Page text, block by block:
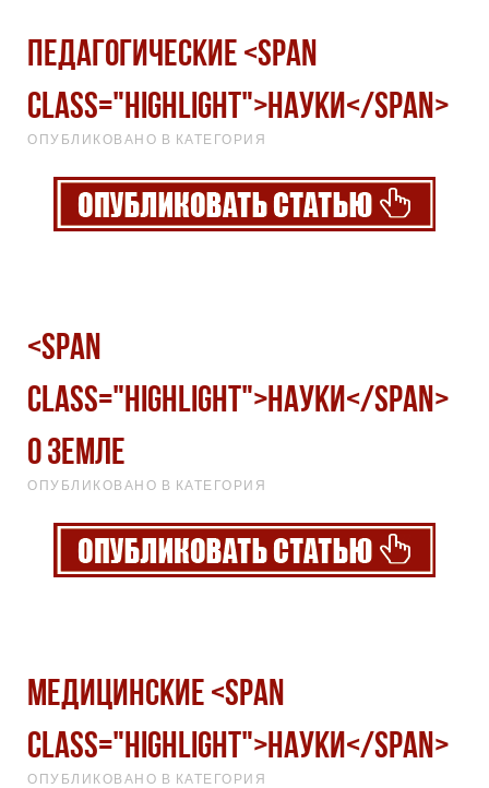
Педагогические <span
class="highlight">науки</span>
ОПУБЛИКОВАНО В КАТЕГОРИЯ
<span
class="highlight">Науки</span>
о земле
ОПУБЛИКОВАНО В КАТЕГОРИЯ
Медицинские <span
class="highlight">науки</span>
ОПУБЛИКОВАНО В КАТЕГОРИЯ